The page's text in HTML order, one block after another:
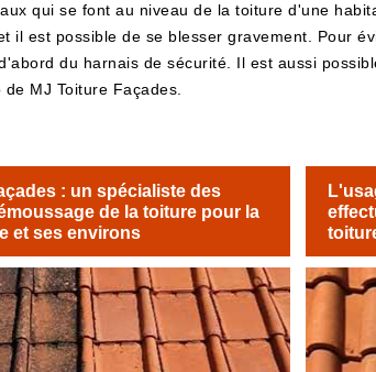
qui se font au niveau de la toiture d'une
il est possible de se blesser gravement. Pour
du harnais de sécurité. Il est aussi
de MJ Toiture Façades.
: un spécialiste des
de la toiture pour la
et ses environs